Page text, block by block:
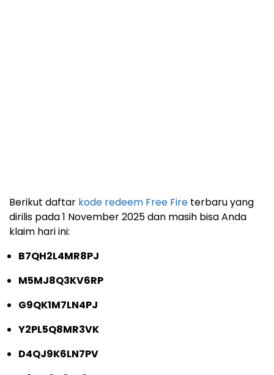
Berikut daftar kode redeem Free Fire terbaru yang
dirilis pada 1 November 2025 dan masih bisa Anda
klaim hari ini:
B7QH2L4MR8PJ
M5MJ8Q3KV6RP
G9QK1M7LN4PJ
Y2PL5Q8MR3VK
D4QJ9K6LN7PV